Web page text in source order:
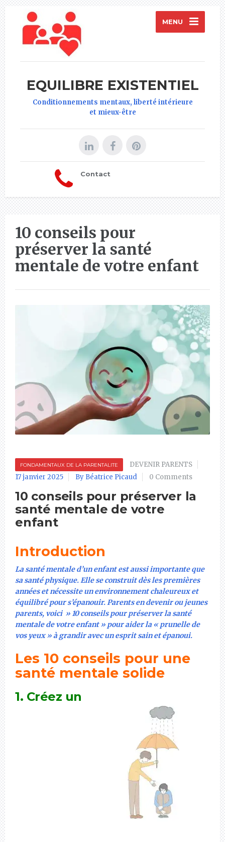
MENU
EQUILIBRE EXISTENTIEL
Conditionnements mentaux, liberté intérieure
et mieux-être
Contact
10 conseils pour
préserver la santé
mentale de votre enfant
FONDAMENTAUX DE LA PARENTALITE
DEVENIR PARENTS
17 janvier 2025
By Béatrice Picaud 0 Comments
10 conseils pour préserver la
santé mentale de votre
enfant
Introduction
La santé mentale d’un enfant est aussi importante que
sa santé physique. Elle se construit dès les premières
années et nécessite un environnement chaleureux et
équilibré pour s’épanouir. Parents en devenir ou jeunes
parents, voici » 10 conseils pour préserver la santé
mentale de votre enfant » pour aider la « prunelle de
vos yeux » à grandir avec un esprit sain et épanoui.
Les 10 conseils pour une
santé mentale solide
1. Créez un